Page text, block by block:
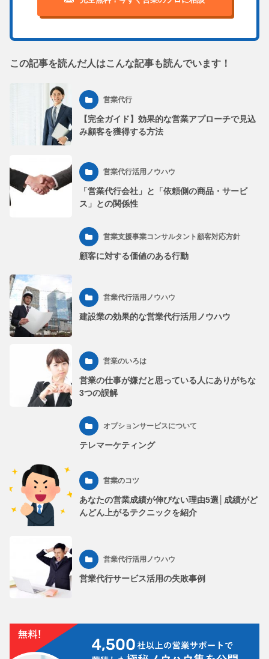
この記事を読んだ人はこんな記事も読んでいます！
営業代行
【完全ガイド】効果的な営業アプローチで見込
み顧客を獲得する方法
営業代行活用ノウハウ
「営業代行会社」と「依頼側の商品・サービ
ス」との関係性
営業支援事業コンサルタント顧客対応方針
顧客に対する価値のある行動
営業代行活用ノウハウ
建設業の効果的な営業代行活用ノウハウ
営業のいろは
営業の仕事が嫌だと思っている人にありがちな
3つの誤解
オプションサービスについて
テレマーケティング
営業のコツ
あなたの営業成績が伸びない理由5選│成績がど
んどん上がるテクニックを紹介
営業代行活用ノウハウ
営業代行サービス活用の失敗事例